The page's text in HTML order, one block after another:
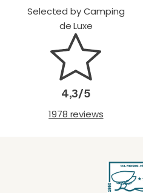
Selected by Camping
de Luxe
4,3/5
1978 reviews